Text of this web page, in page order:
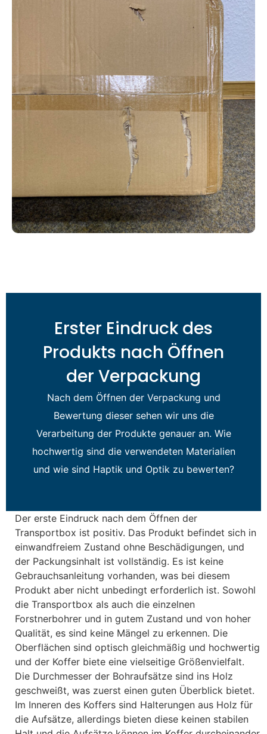
Erster Eindruck des
Produkts nach Öffnen
der Verpackung
Nach dem Öffnen der Verpackung und
Bewertung dieser sehen wir uns die
Verarbeitung der Produkte genauer an. Wie
hochwertig sind die verwendeten Materialien
und wie sind Haptik und Optik zu bewerten?
Der erste Eindruck nach dem Öffnen der
Transportbox ist positiv. Das Produkt befindet sich in
einwandfreiem Zustand ohne Beschädigungen, und
der Packungsinhalt ist vollständig. Es ist keine
Gebrauchsanleitung vorhanden, was bei diesem
Produkt aber nicht unbedingt erforderlich ist. Sowohl
die Transportbox als auch die einzelnen
Forstnerbohrer und in gutem Zustand und von hoher
Qualität, es sind keine Mängel zu erkennen. Die
Oberflächen sind optisch gleichmäßig und hochwertig
und der Koffer biete eine vielseitige Größenvielfalt.
Die Durchmesser der Bohraufsätze sind ins Holz
geschweißt, was zuerst einen guten Überblick bietet.
Im Inneren des Koffers sind Halterungen aus Holz für
die Aufsätze, allerdings bieten diese keinen stabilen